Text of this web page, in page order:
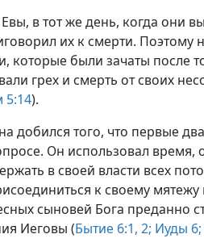
в тот же день, когда они
их к смерти. Поэтому
которые были зачаты после
грех и смерть от своих
5:14).
добился того, что первые
Он использовал время,
в своей власти всех
к своему
сыновей Бога преданно
Иеговы (Бытие 6:1, 2; Иуды 6;